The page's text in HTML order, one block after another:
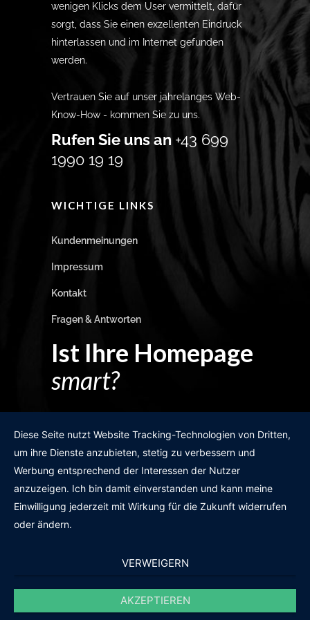
wenigen Klicks dem User vermittelt, dafür
sorgt, dass Sie einen exzellenten Eindruck
hinterlassen und im Internet gefunden
werden.
Vertrauen Sie auf unser jahrelanges Web-
Know-How - kommen Sie zu uns.
Rufen Sie uns an +43 699
1990 19 19
WICHTIGE LINKS
Kundenmeinungen
Impressum
Kontakt
Fragen & Antworten
Ist Ihre Homepage
smart?
GRATIS WEBSITE-CHECK
des19n.at|iwant@des19n.at
Diese Seite nutzt Website Tracking-Technologien von Dritten,
um ihre Dienste anzubieten, stetig zu verbessern und
Werbung entsprechend der Interessen der Nutzer
anzuzeigen. Ich bin damit einverstanden und kann meine
Einwilligung jederzeit mit Wirkung für die Zukunft widerrufen
oder ändern.
VERWEIGERN
AKZEPTIEREN